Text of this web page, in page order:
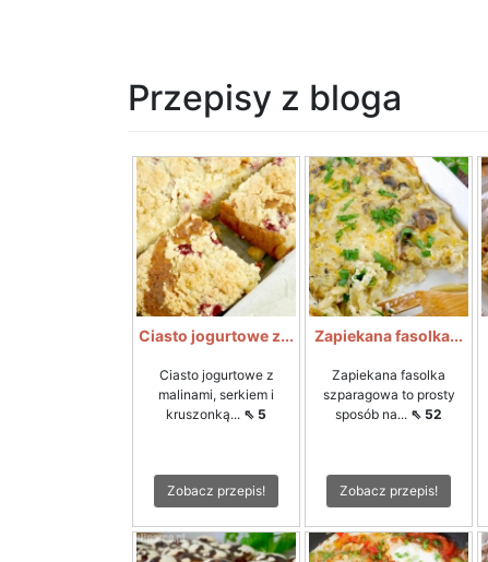
Przepisy z bloga
Ciasto jogurtowe z...
Ciasto jogurtowe z
malinami, serkiem i
kruszonką... ⇖ 5
Zobacz przepis!
Zapiekana fasolka...
Zapiekana fasolka
szparagowa to prosty
sposób na... ⇖ 52
Zobacz przepis!